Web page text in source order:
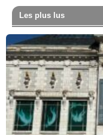
Les plus lus